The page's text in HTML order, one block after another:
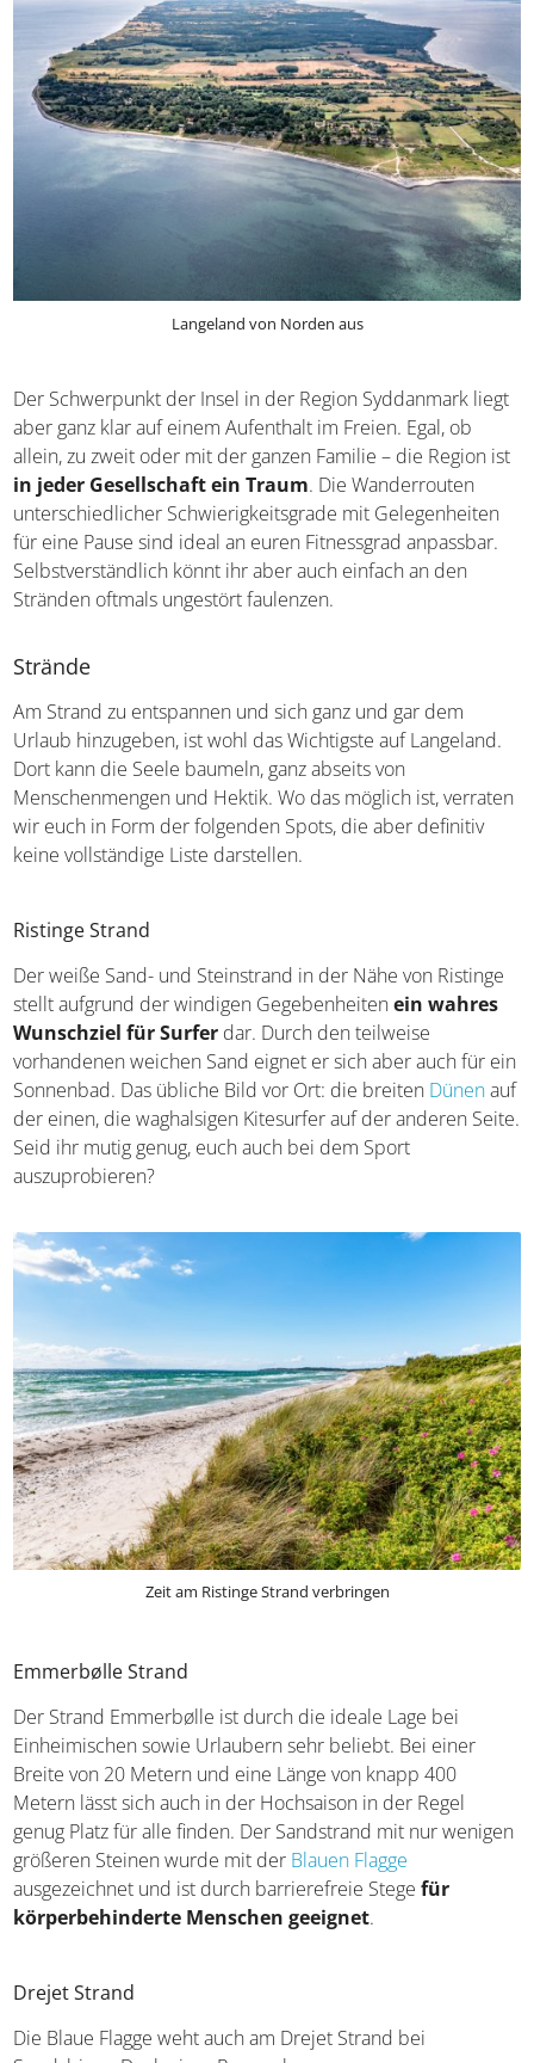
Langeland von Norden aus
Der Schwerpunkt der Insel in der Region Syddanmark liegt
aber ganz klar auf einem Aufenthalt im Freien. Egal, ob
allein, zu zweit oder mit der ganzen Familie – die Region ist
in jeder Gesellschaft ein Traum. Die Wanderrouten
unterschiedlicher Schwierigkeitsgrade mit Gelegenheiten
für eine Pause sind ideal an euren Fitnessgrad anpassbar.
Selbstverständlich könnt ihr aber auch einfach an den
Stränden oftmals ungestört faulenzen.
Strände
Am Strand zu entspannen und sich ganz und gar dem
Urlaub hinzugeben, ist wohl das Wichtigste auf Langeland.
Dort kann die Seele baumeln, ganz abseits von
Menschenmengen und Hektik. Wo das möglich ist, verraten
wir euch in Form der folgenden Spots, die aber definitiv
keine vollständige Liste darstellen.
Ristinge Strand
Der weiße Sand- und Steinstrand in der Nähe von Ristinge
stellt aufgrund der windigen Gegebenheitenein wahres
Wunschziel für Surfer dar. Durch den teilweise
vorhandenen weichen Sand eignet er sich aber auch für ein
Sonnenbad. Das übliche Bild vor Ort: die breiten Dünenauf
der einen, die waghalsigen Kitesurfer auf der anderen Seite.
Seid ihr mutig genug, euch auch bei dem Sport
auszuprobieren?
Zeit am Ristinge Strand verbringen
Emmerbølle Strand
Der Strand Emmerbølle ist durch die ideale Lage bei
Einheimischen sowie Urlaubern sehr beliebt. Bei einer
Breite von 20 Metern und eine Länge von knapp 400
Metern lässt sich auch in der Hochsaison in der Regel
genug Platz für alle finden. Der Sandstrand mit nur wenigen
größeren Steinen wurde mit der Blauen Flagge
ausgezeichnet und ist durch barrierefreie Stegefür
körperbehinderte Menschen geeignet.
Drejet Strand
Die Blaue Flagge weht auch am Drejet Strand bei